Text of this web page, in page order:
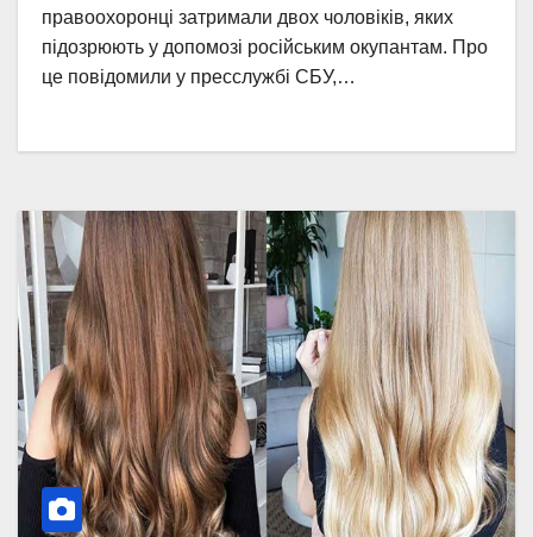
правоохоронці затримали двох чоловіків, яких
підозрюють у допомозі російським окупантам. Про
це повідомили у пресслужбі СБУ,…